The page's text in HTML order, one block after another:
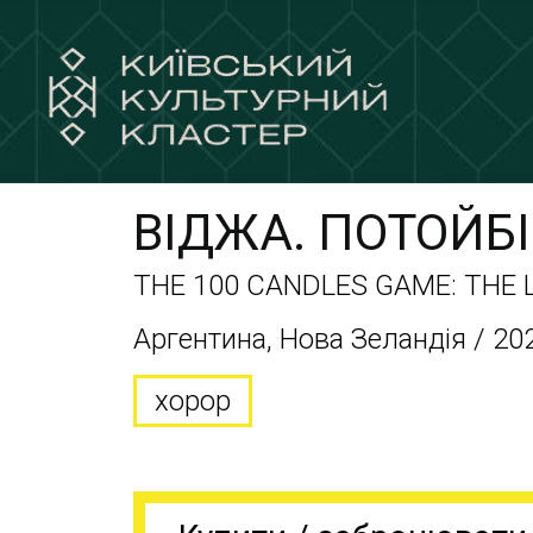
ВІДЖА.
THE 100 CANDLES GAME: THE
Аргентина, Нова Зеландія /
хорор